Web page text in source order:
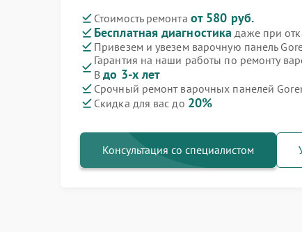
Стоимость ремонта от 580 руб.
Бесплатная диагностика даже при
Привезем и увезем варочную панель
Гарантия на наши работы по ремонту
Bдо 3-х лет
Срочный ремонт варочных панелей
Скидка для вас до 20%
Консультация со специалистом